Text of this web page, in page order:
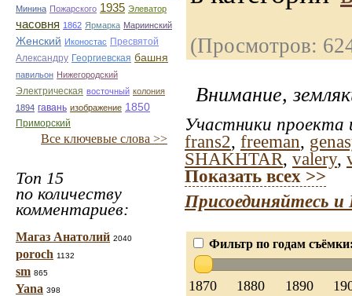
Минина Пожарского 1935 Элеватор
часовня 1862 Ярмарка Мариинский
Женский Иконостас Пресвятой
Александру Георгиевская башня
павильон Нижегородский
Электрическая восточный колония
1894 гавань изображение 1850
Приморский
Все ключевые слова >>
Топ 15
по количеству
комментариев:
Магаз Анатолий 2040
poroch 1132
sm 865
Yana 398
(Просмотров:
Внимание,
Участники проекта
frans2, freeman,
SHAKHTAR, valery,
Показать всех >>
Присоединяйтесь
Фильтр по годам
1870 1880 1890